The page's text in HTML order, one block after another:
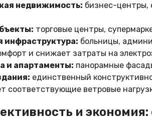
недвижимость: бизнес-центры,
торговые центры,
инфраструктура: больницы,
и снижает затраты на
и апартаменты: панорамные
единственный
соответствующие ветровые
и